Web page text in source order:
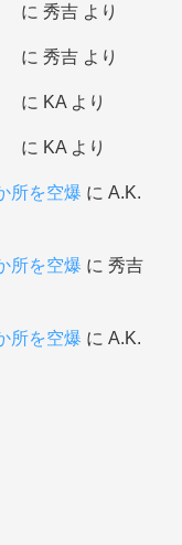
に 秀吉より
に 秀吉より
に KAより
に KAより
所を空爆 に A.K.
所を空爆 に 秀吉
所を空爆 に A.K.